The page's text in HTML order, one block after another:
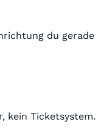
du gerade
kein Ticketsystem.